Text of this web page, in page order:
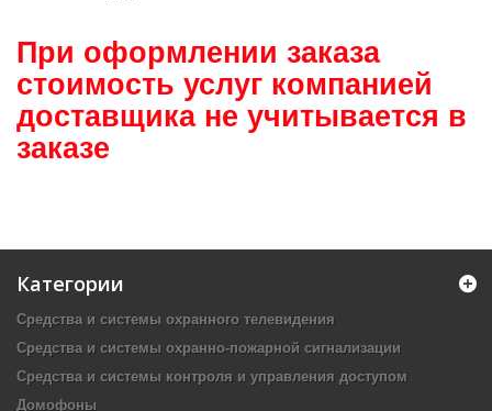
При оформлении заказа
стоимость услуг компанией
доставщика не учитывается в
заказе
Категории
Средства и системы охранного телевидения
Средства и системы охранно-пожарной сигнализации
Средства и системы контроля и управления доступом
Домофоны